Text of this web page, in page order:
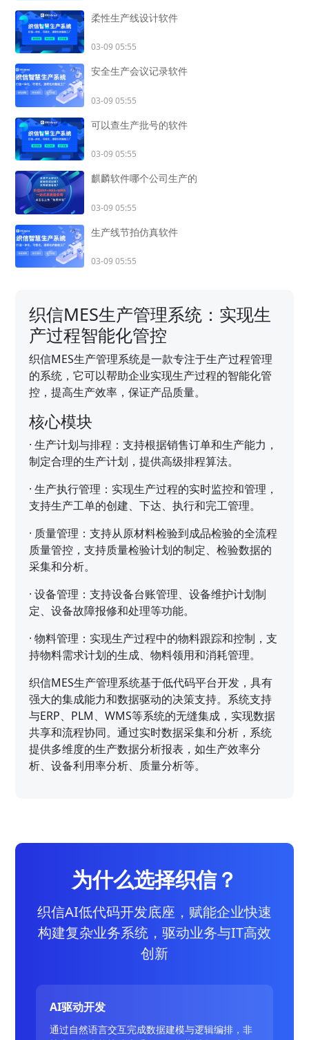
柔性生产线设计软件
03-09 05:55
安全生产会议记录软件
03-09 05:55
可以查生产批号的软件
03-09 05:55
麒麟软件哪个公司生产的
03-09 05:55
生产线节拍仿真软件
03-09 05:55
织信MES生产管理系统：实现生
产过程智能化管控
织信MES生产管理系统是一款专注于生产过程管理
的系统，它可以帮助企业实现生产过程的智能化管
控，提高生产效率，保证产品质量。
核心模块
·生产计划与排程：支持根据销售订单和生产能力，
制定合理的生产计划，提供高级排程算法。
·生产执行管理：实现生产过程的实时监控和管理，
支持生产工单的创建、下达、执行和完工管理。
· 质量管理：支持从原材料检验到成品检验的全流程
质量管控，支持质量检验计划的制定、检验数据的
采集和分析。
·设备管理：支持设备台账管理、设备维护计划制
定、设备故障报修和处理等功能。
·物料管理：实现生产过程中的物料跟踪和控制，支
持物料需求计划的生成、物料领用和消耗管理。
织信MES生产管理系统基于低代码平台开发，具有
强大的集成能力和数据驱动的决策支持。系统支持
与ERP、PLM、WMS等系统的无缝集成，实现数据
共享和流程协同。通过实时数据采集和分析，系统
提供多维度的生产数据分析报表，如生产效率分
析、设备利用率分析、质量分析等。
为什么选择织信？
织信AI低代码开发底座，赋能企业快速
构建复杂业务系统，驱动业务与IT高效
创新
AI驱动开发
通过自然语言交互完成数据建模与逻辑编排，非